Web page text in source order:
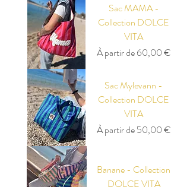
Sac MAMA -
Collection DOLCE
VITA
À partir de60,00 €
Prix promotionnel
Sac Mylevann -
Collection DOLCE
VITA
À partir de50,00 €
Prix promotionnel
Banane - Collection
DOLCE VITA